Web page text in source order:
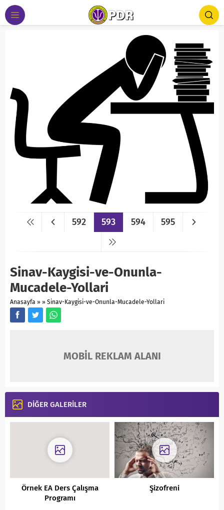
592 593 594 595
Sinav-Kaygisi-ve-Onunla-
Mucadele-Yollari
Anasayfa » » Sinav-Kaygisi-ve-Onunla-Mucadele-Yollari
MOBİL REKLAM ALANI
DİĞER GALERİLER
Örnek EA Ders Çalışma
Programı
Şizofreni